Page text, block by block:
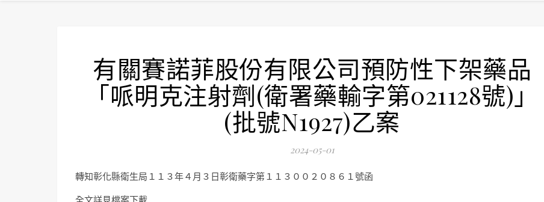
有關賽諾菲股份有限公司預防性下架藥品
「哌明克注射劑(衛署藥輸字第021128號)」
(批號N1927)乙案
2024-05-01
轉知彰化縣衛生局１１３年４月３日彰衛藥字第１１３００２０８６１號函
全文詳見檔案下載